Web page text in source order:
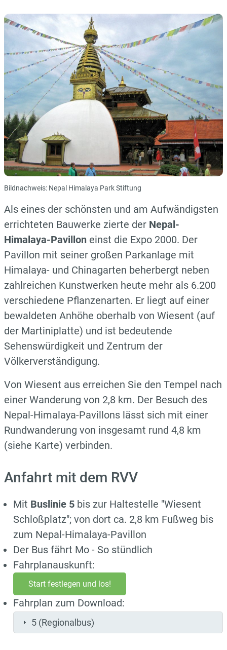
Bildnachweis: Nepal Himalaya Park Stiftung
Als eines der schönsten und am Aufwändigsten
errichteten Bauwerke zierte der Nepal-
Himalaya-Pavillon einst die Expo 2000. Der
Pavillon mit seiner großen Parkanlage mit
Himalaya- und Chinagarten beherbergt neben
zahlreichen Kunstwerken heute mehr als 6.200
verschiedene Pflanzenarten. Er liegt auf einer
bewaldeten Anhöhe oberhalb von Wiesent (auf
der Martiniplatte) und ist bedeutende
Sehenswürdigkeit und Zentrum der
Völkerverständigung.
Von Wiesent aus erreichen Sie den Tempel nach
einer Wanderung von 2,8 km. Der Besuch des
Nepal-Himalaya-Pavillons lässt sich mit einer
Rundwanderung von insgesamt rund 4,8 km
(siehe Karte) verbinden.
Anfahrt mit dem RVV
Mit Buslinie 5 bis zur Haltestelle "Wiesent
Schloßplatz"; von dort ca. 2,8 km Fußweg bis
zum Nepal-Himalaya-Pavillon
Der Bus fährt Mo - So stündlich
Fahrplanauskunft:
Start festlegen und los!
Fahrplan zum Download:
5 (Regionalbus)